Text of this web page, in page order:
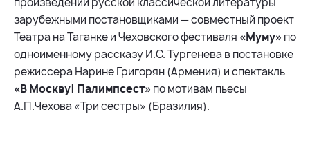
зарубежными постановщиками — совместный проект
Театра на Таганке и Чеховского фестиваля «Муму» по
одноименному рассказу И.С. Тургенева в постановке
режиссера Нарине Григорян (Армения) и спектакль
«В Москву! Палимпсест» по мотивам пьесы
А.П.Чехова «Три сестры» (Бразилия).